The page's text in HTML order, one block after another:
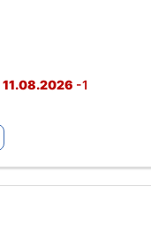
11.08.2026 -1